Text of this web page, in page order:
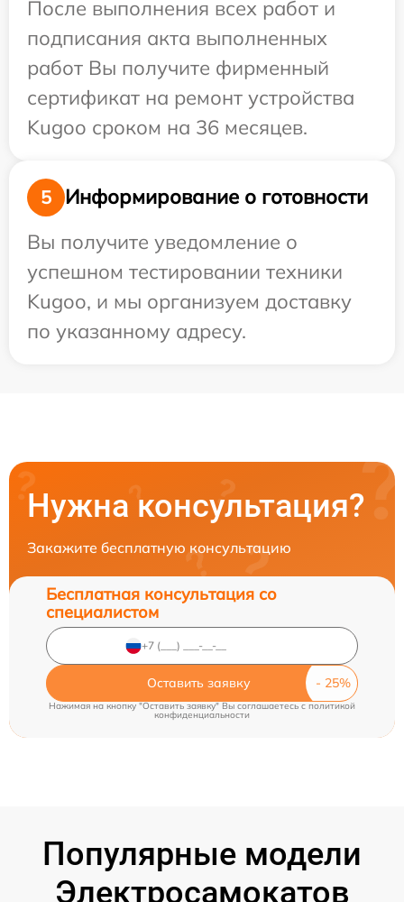
После выполнения всех работ и
подписания акта выполненных
работ Вы получите фирменный
сертификат на ремонт устройства
Kugoo сроком на 36 месяцев.
5
Информирование о готовности
Вы получите уведомление о
успешном тестировании техники
Kugoo, и мы организуем доставку
по указанному адресу.
Нужна консультация?
Закажите бесплатную консультацию
Бесплатная консультация со
специалистом
Оставить заявку
Нажимая на кнопку "Оставить заявку" Вы соглашаетесь cполитикой
конфиденциальности
Популярные модели
Электросамокатов